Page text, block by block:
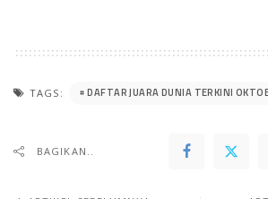
TAGS: DAFTAR JUARA DUNIA TERKINI
BAGIKAN..